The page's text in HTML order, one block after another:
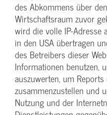
des Abkommens über
Wirtschaftsraum zuvor
wird die volle IP-Adresse
in den USA übertragen
des Betreibers dieser
Informationen benutzen,
auszuwerten, um
zusammenzustellen und
Nutzung und der